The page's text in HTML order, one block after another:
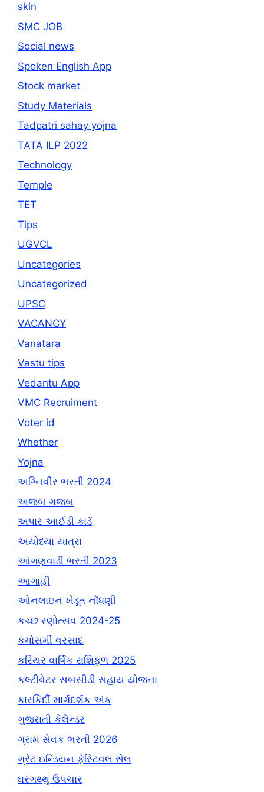
skin
SMC JOB
Social news
Spoken English App
Stock market
Study Materials
Tadpatri sahay yojna
TATA ILP 2022
Technology
Temple
TET
Tips
UGVCL
Uncategories
Uncategorized
UPSC
VACANCY
Vanatara
Vastu tips
Vedantu App
VMC Recruiment
Voter id
Whether
Yojna
અગ્નિવીર ભરતી 2024
અજબ ગજબ
અપાર આઈડી કાર્ડ
અયોધ્યા યાત્રા
આંગણવાડી ભરતી 2023
આગાહી
ઓનલાઇન ખેડૂત નોંધણી
કચ્છ રણોત્સવ 2024-25
કમોસમી વરસાદ
કરિયર વાર્ષિક રાશિફળ 2025
કલ્ટીવેટર સબસીડી સહાય યોજના
કારકિર્દી માર્ગદર્શક અંક
ગુજરાતી કેલેન્ડર
ગ્રામ સેવક ભરતી 2026
ગ્રેટ ઇન્ડિયન ફેસ્ટિવલ સેલ
ઘરગથ્થુ ઉપચાર